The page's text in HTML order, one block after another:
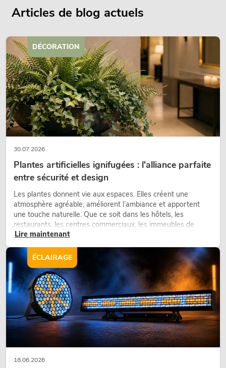
Articles de blog actuels
30.07.2026
Plantes artificielles ignifugées : l'alliance parfaite
entre sécurité et design
Les plantes donnent vie aux espaces. Elles créent une
atmosphère agréable, améliorent l’ambiance et apportent
une touche naturelle. Que ce soit dans les hôtels, les
restaurants, les centres commerciaux, les immeubles de
bureaux ou sur les stands d’exposition, une végétalisation de
d’aménagement modernes.
Lire maintenant
DÉCORATION
18.06.2026
ÉCLAIRAGE